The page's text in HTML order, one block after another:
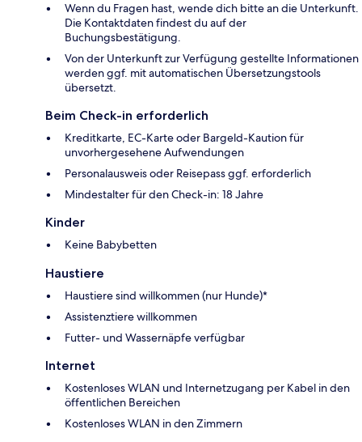
Wenn du Fragen hast, wende dich bitte an die Unterkunft.
Die Kontaktdaten findest du auf der
Buchungsbestätigung.
Von der Unterkunft zur Verfügung gestellte Informationen
werden ggf. mit automatischen Übersetzungstools
übersetzt.
Beim Check-in erforderlich
Kreditkarte, EC-Karte oder Bargeld-Kaution für
unvorhergesehene Aufwendungen
Personalausweis oder Reisepass ggf. erforderlich
Mindestalter für den Check-in: 18 Jahre
Kinder
Keine Babybetten
Haustiere
Haustiere sind willkommen (nur Hunde)*
Assistenztiere willkommen
Futter- und Wassernäpfe verfügbar
Internet
Kostenloses WLAN und Internetzugang per Kabel in den
öffentlichen Bereichen
Kostenloses WLAN in den Zimmern